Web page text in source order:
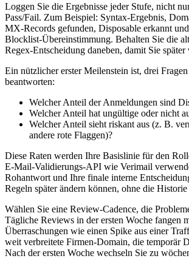
Loggen Sie die Ergebnisse jeder Stufe, nicht
Pass/Fail. Zum Beispiel: Syntax‑Ergebnis,
MX‑Records gefunden, Disposable erkannt
Blocklist‑Übereinstimmung. Behalten Sie die
Regex‑Entscheidung daneben, damit Sie
Ein nützlicher erster Meilenstein ist, drei
beantworten:
Welcher Anteil der Anmeldungen sind
Welcher Anteil hat ungültige oder nicht
Welcher Anteil sieht riskant aus (z. B.
andere rote Flaggen)?
Diese Raten werden Ihre Basislinie für den
E‑Mail‑Validierungs‑API wie Verimail
Rohantwort und Ihre finale interne
Regeln später ändern können, ohne die
Wählen Sie eine Review‑Cadence, die
Tägliche Reviews in der ersten Woche fangen
Überraschungen wie einen Spike aus einer
weit verbreitete Firmen‑Domain, die temporär
Nach der ersten Woche wechseln Sie zu